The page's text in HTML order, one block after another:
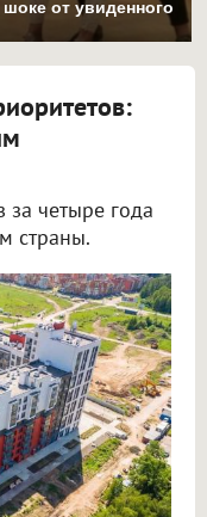
шоке от увиденного
за четыре года
страны.